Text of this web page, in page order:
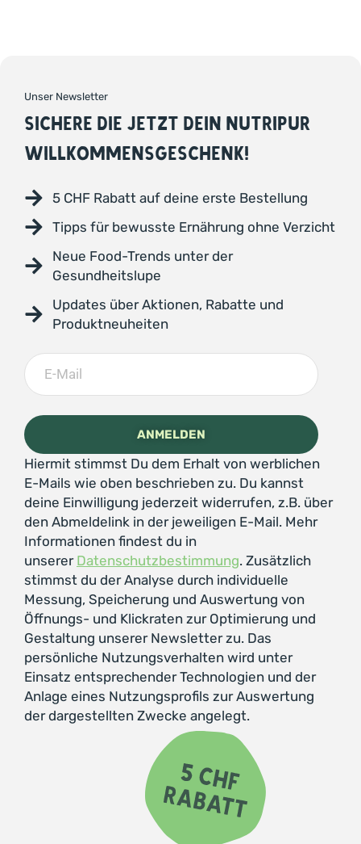
Unser Newsletter
SICHERE DIE JETZT DEIN NUTRIPUR
WILLKOMMENSGESCHENK!
5 CHF Rabatt auf deine erste Bestellung
Tipps für bewusste Ernährung ohne Verzicht
Neue Food-Trends unter der
Gesundheitslupe
Updates über Aktionen, Rabatte und
Produktneuheiten
Hiermit stimmst Du dem Erhalt von werblichen
E-Mails wie oben beschrieben zu. Du kannst
deine Einwilligung jederzeit widerrufen, z.B. über
den Abmeldelink in der jeweiligen E-Mail. Mehr
Informationen findest du in
unserer Datenschutzbestimmung. Zusätzlich
stimmst du der Analyse durch individuelle
Messung, Speicherung und Auswertung von
Öffnungs- und Klickraten zur Optimierung und
Gestaltung unserer Newsletter zu. Das
persönliche Nutzungsverhalten wird unter
Einsatz entsprechender Technologien und der
Anlage eines Nutzungsprofils zur Auswertung
der dargestellten Zwecke angelegt.